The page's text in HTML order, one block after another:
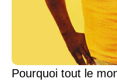
Pourquoi tout le